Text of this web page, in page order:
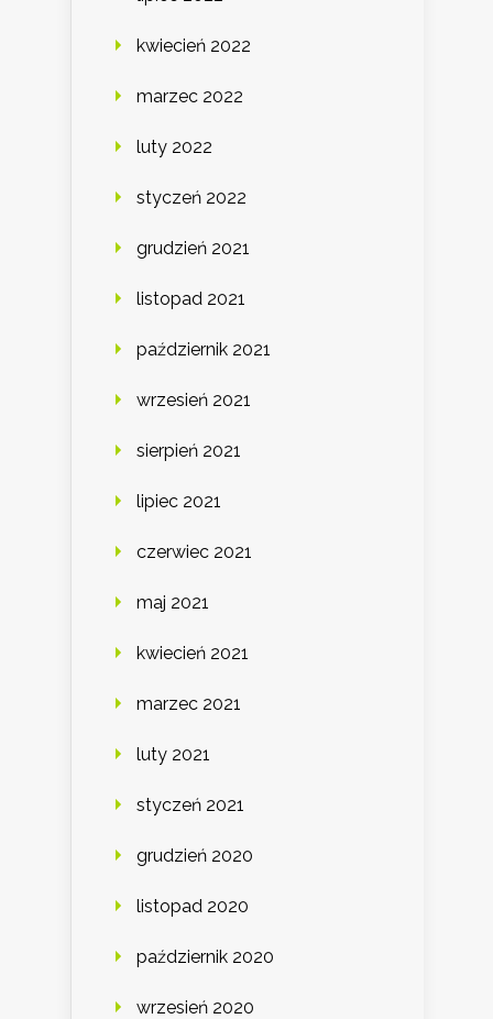
kwiecień 2022
marzec 2022
luty 2022
styczeń 2022
grudzień 2021
listopad 2021
październik 2021
wrzesień 2021
sierpień 2021
lipiec 2021
czerwiec 2021
maj 2021
kwiecień 2021
marzec 2021
luty 2021
styczeń 2021
grudzień 2020
listopad 2020
październik 2020
wrzesień 2020